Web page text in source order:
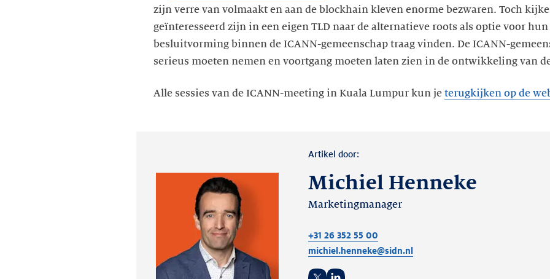
zijn verre van volmaakt en aan de blockhain kleven enorme bezwaren. Toch
geïnteresseerd zijn in een eigen TLD naar de alternatieve roots als optie voor
besluitvorming binnen de ICANN-gemeenschap traag vinden. De ICANN-
serieus moeten nemen en voortgang moeten laten zien in de ontwikkeling van
Alle sessies van de ICANN-meeting in Kuala Lumpur kun je terugkijken op de
Artikel door:
Michiel Henneke
Marketingmanager
+31 26 352 55 00
michiel.henneke@sidn.nl